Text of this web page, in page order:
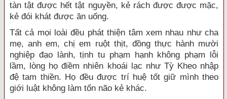
tàn tật được hết tật nguyền, kẻ rách được được mặc,
kẻ đói khát được ăn uống.
Tất cả mọi loài đều phát thiện tâm xem nhau như cha
mẹ, anh em, chị em ruột thịt, đồng thực hành mười
nghiệp đạo lành, tịnh tu phạm hạnh không phạm lỗi
lầm, lòng họ điềm nhiên khoái lạc như Tỳ Kheo nhập
đệ tam thiền. Họ đều được trí huệ tốt giữ mình theo
giới luật không làm tổn não kẻ khác.